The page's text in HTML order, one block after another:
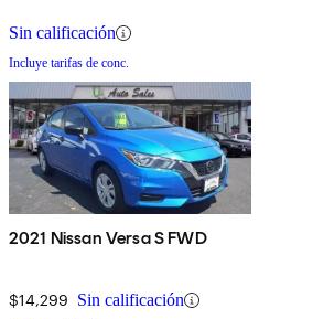
Sin calificación
Incluye tarifas de conc.
2021 Nissan Versa S FWD
$14,299 Sin calificación